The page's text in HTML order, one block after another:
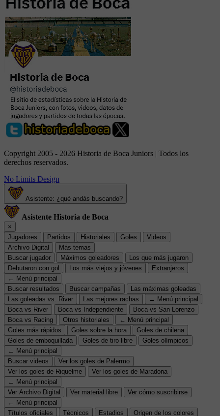
Copyright 2005 - 2026 Historia de Boca Juniors | Todos los
derechos reservados.
No Limits Design
Asistente: ¿qué andás buscando?
Asistente Historia de Boca
×
Jugadores
Partidos Historiales Goles
Videos
Archivo Digital
Más temas
Buscar jugador
Máximos goleadores
Los que más jugaron
Debutaron con gol
Los más viejos y jóvenes
Extranjeros
← Menú principal
Buscar resultados
Buscar campañas
Las máximas goleadas
Las goleadas vs. River
Las mejores rachas
← Menú principal
Boca vs River
Boca vs Independiente
Boca vs San Lorenzo
Boca vs Racing
Otros historiales
← Menú principal
Goles más rápidos
Goles sobre la hora
Goles de chilena
Goles de emboquillada
Goles de tiro libre
Goles olímpicos
← Menú principal
Buscar videos
Ver los goles de Palermo
Ver los goles de Riquelme
Ver los goles de Maradona
← Menú principal
Ver Archivo Digital
Ver material libre
Ver cómo suscribirse
← Menú principal
Títulos oficiales
Técnicos Estadios Origen de los colores